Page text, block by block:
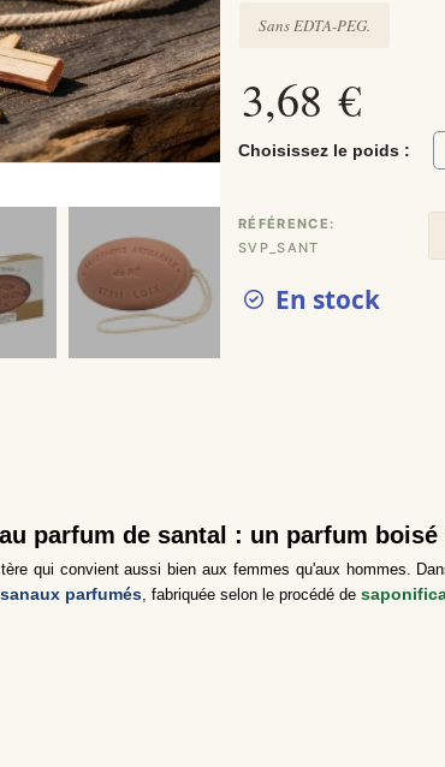
Sans EDTA-PEG.
3,68 €
Choisissez le poids :
RÉFÉRENCE
SVP_SANT
En stock
parfum de santal : un parfum
qui convient aussi bien aux femmes qu'aux hommes.
parfumés, fabriquée selon le procédé de